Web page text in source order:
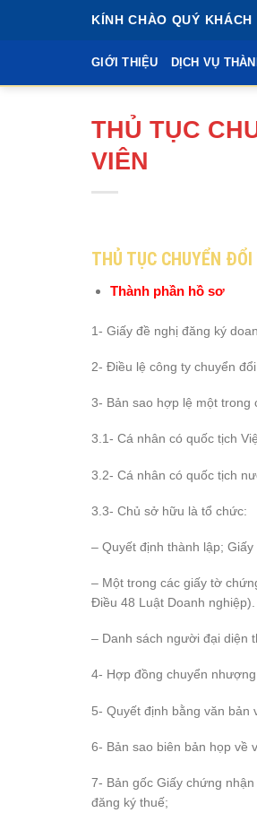
KÍNH CHÀO QUÝ KHÁCH
GIỚI THIỆU DỊCH VỤ
THỦ TỤC
VIÊN
THỦ TỤC CHUYỂN
Thành phần hồ sơ
1- Giấy đề nghị đăng ký
2- Điều lệ công ty chuyển đổi
3- Bản sao hợp lệ một trong
3.1- Cá nhân có quốc tịch
3.2- Cá nhân có quốc tịch
3.3- Chủ sở hữu là tổ chức:
– Quyết định thành lập;
– Một trong các giấy tờ
Điều 48 Luật Doanh nghiệp).
– Danh sách người đại diện
4- Hợp đồng chuyển
5- Quyết định bằng văn bản
6- Bản sao biên bản họp về
7- Bản gốc Giấy chứng
đăng ký thuế;